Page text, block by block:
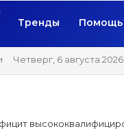
Тренды Помощь
Четверг, 6 августа 2026